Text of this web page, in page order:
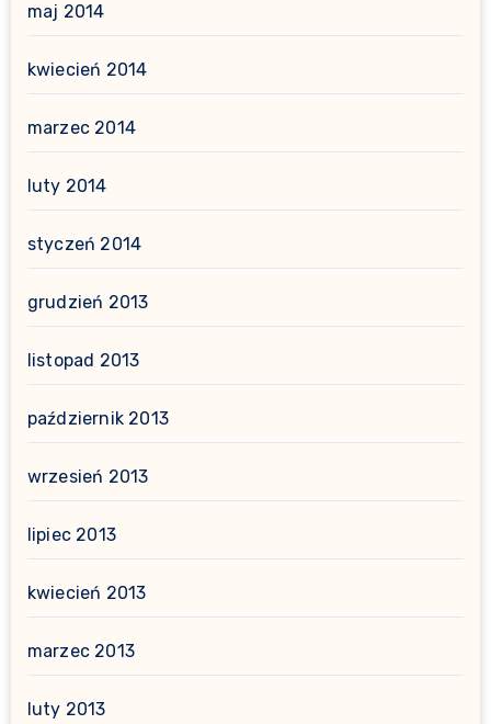
maj 2014
kwiecień 2014
marzec 2014
luty 2014
styczeń 2014
grudzień 2013
listopad 2013
październik 2013
wrzesień 2013
lipiec 2013
kwiecień 2013
marzec 2013
luty 2013